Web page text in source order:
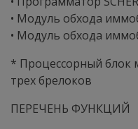
• Модуль обхода
• Модуль обхода
* Процессорный блок
трех брелоков
ПЕРЕЧЕНЬ ФУНКЦИЙ